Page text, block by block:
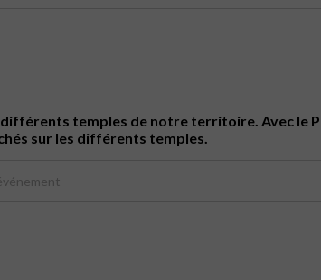
temples de notre territoire. Avec le
sur les différents temples.